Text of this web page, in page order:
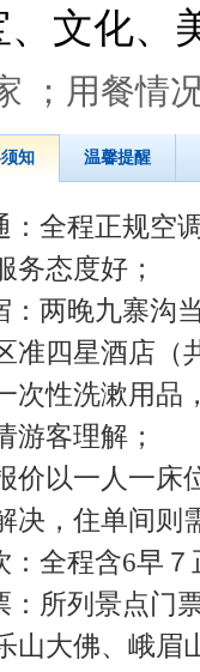
文化、
；用餐情
知 温馨提醒
：全程正规空
务态度好；
：两晚九寨沟
准四星酒店
次性洗漱用品
游客理解；
价以一人一床
决，住单间则
：全程含6早
：所列景点门
山大佛、峨眉